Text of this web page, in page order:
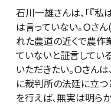
石川一雄さんは、「『
は言っていない。Ｏさ
れた農道の近くで農作
ていないと証言してい
いただきたい。Ｏさん
に裁判所の法廷に立つ
を行えば、無実は明ら